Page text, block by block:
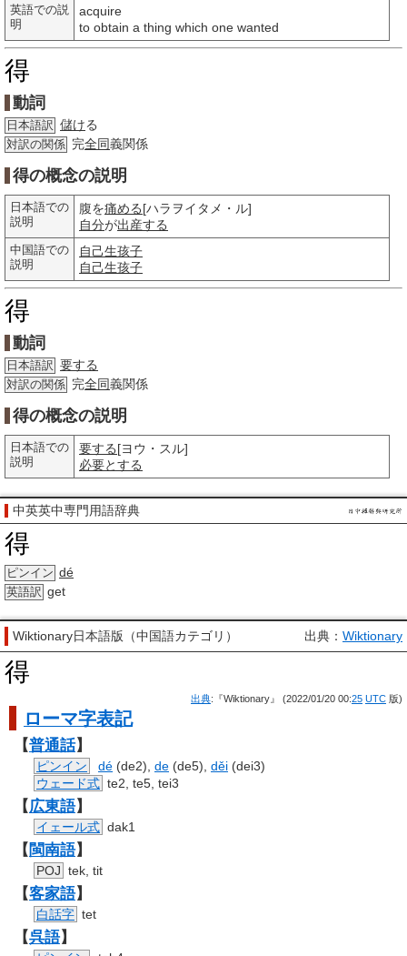
英語での説
明
acquire
to obtain a thing which one wanted
得
動詞
日本語訳 儲ける
対訳の関係 完全同義関係
得の概念の説明
日本語での
説明
腹を痛める[ハラヲイタメ・ル]
自分が出産する
中国語での
説明
自己生孩子
自己生孩子
得
動詞
日本語訳 要する
対訳の関係 完全同義関係
得の概念の説明
日本語での
説明
要する[ヨウ・スル]
必要とする
中英英中専門用語辞典
得
ピンイン dé
英語訳 get
Wiktionary日本語版（中国語カテゴリ） 出典： Wiktionary
得
出典:『Wiktionary』 (2022/01/20 00:25 UTC 版)
ローマ字表記
【普通話】
ピンイン dé (de2), de (de5), děi (dei3)
ウェード式 te2, te5, tei3
【広東語】
イェール式 dak1
【 閩南語】
POJ tek, tit
【客家語】
白話字 tet
【呉語】